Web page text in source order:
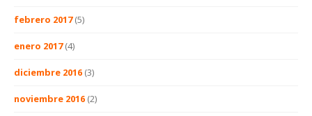
febrero 2017(5)
enero 2017(4)
diciembre 2016 (3)
noviembre 2016 (2)